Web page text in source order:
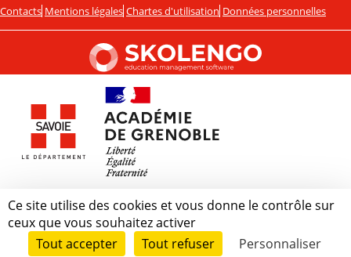
Contacts Mentions légales Chartes d'utilisation Données personnelles
Ce site utilise des cookies et vous donne le contrôle sur
ceux que vous souhaitez activer
Tout accepter
Tout refuser Personnaliser